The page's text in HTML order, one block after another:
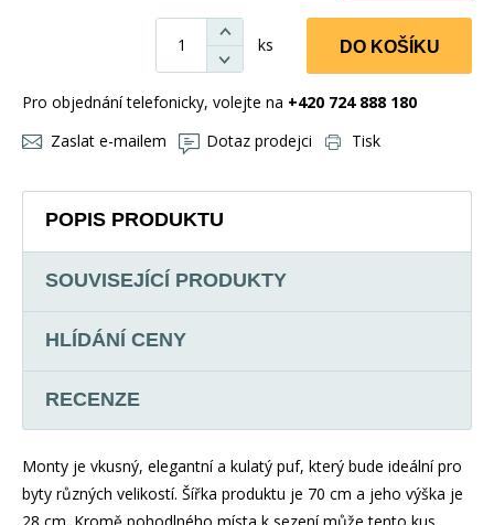
ks DO KOŠÍKU
Pro objednání telefonicky, volejte na +420 724 888 180
Zaslat e-mailem
Dotaz prodejci Tisk
POPIS PRODUKTU
SOUVISEJÍCÍ PRODUKTY
HLÍDÁNÍ CENY
RECENZE
Monty je vkusný, elegantní a kulatý puf, který bude ideální pro
byty různých velikostí. Šířka produktu je 70 cm a jeho výška je